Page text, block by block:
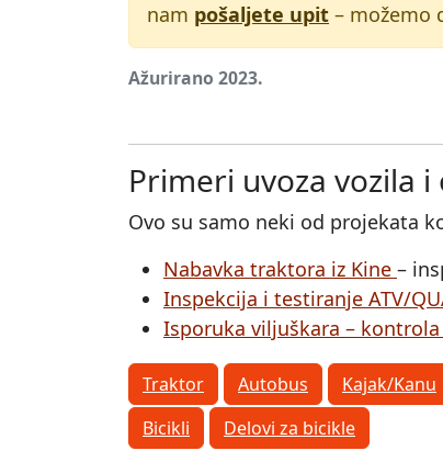
nam pošaljete upit – možemo
Ažurirano 2023.
Primeri uvoza vozila i
Ovo su samo neki od projekata
Nabavka traktora iz Kine –
Inspekcija i testiranje ATV/
Isporuka viljuškara –
Traktor Autobus Kajak/Kanu
Bicikli
Delovi za bicikle